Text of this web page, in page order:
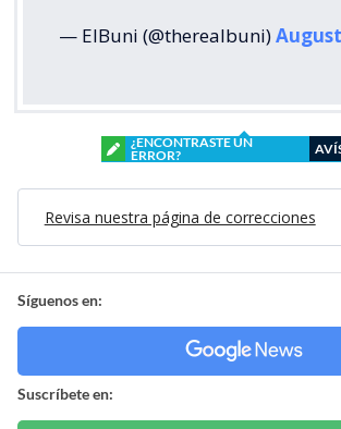
— ElBuni (@therealbuni)
¿ENCONTRASTE UN
ERROR?
Revisa nuestra página de correcciones
Síguenos en:
Suscríbete en: